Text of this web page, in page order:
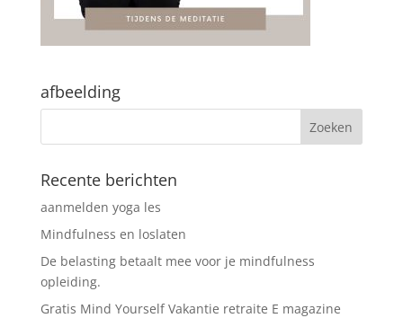
afbeelding
Recente berichten
aanmelden yoga les
Mindfulness en loslaten
De belasting betaalt mee voor je mindfulness
opleiding.
Gratis Mind Yourself Vakantie retraite E magazine